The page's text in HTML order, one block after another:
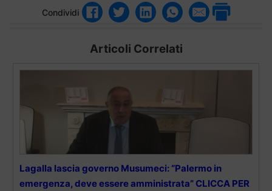
Condividi
Articoli Correlati
Lagalla lascia governo Musumeci: “Palermo in
emergenza, deve essere amministrata” CLICCA PER